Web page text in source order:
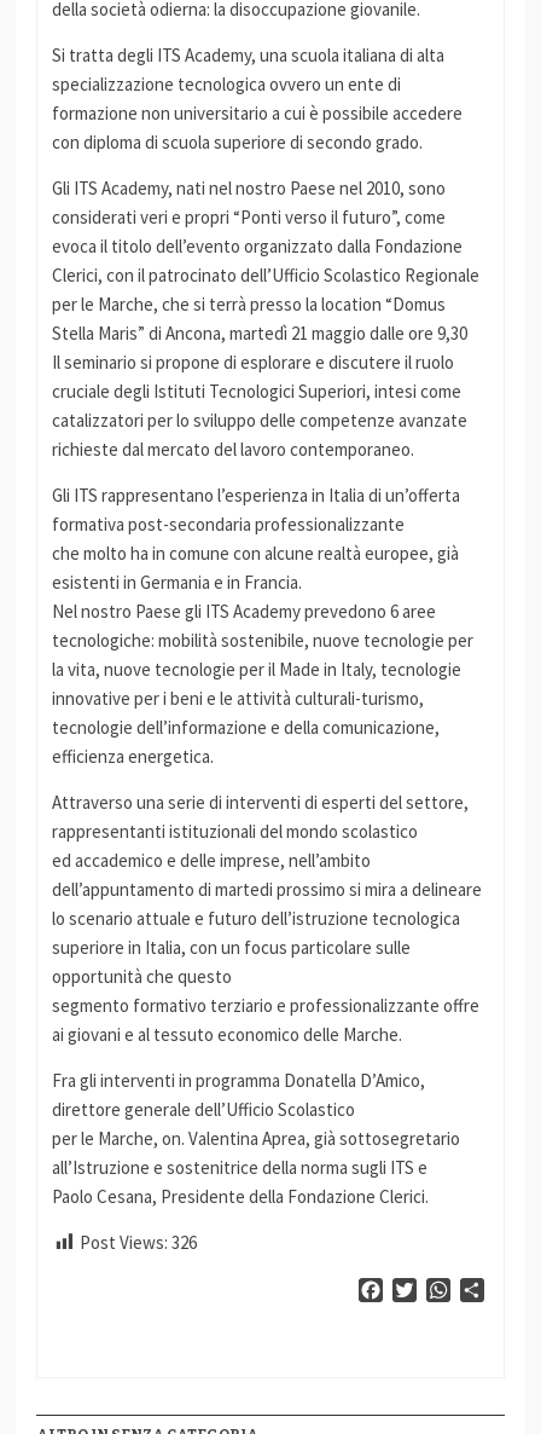
della società odierna: la disoccupazione giovanile.
Si tratta degli ITS Academy, una scuola italiana di alta
specializzazione tecnologica ovvero un ente di
formazione non universitario a cui è possibile accedere
con diploma di scuola superiore di secondo grado.
Gli ITS Academy, nati nel nostro Paese nel 2010, sono
considerati veri e propri “Ponti verso il futuro”, come
evoca il titolo dell’evento organizzato dalla Fondazione
Clerici, con il patrocinato dell’Ufficio Scolastico Regionale
per le Marche, che si terrà presso la location “Domus
Stella Maris” di Ancona, martedì 21 maggio dalle ore 9,30
Il seminario si propone di esplorare e discutere il ruolo
cruciale degli Istituti Tecnologici Superiori, intesi come
catalizzatori per lo sviluppo delle competenze avanzate
richieste dal mercato del lavoro contemporaneo.
Gli ITS rappresentano l’esperienza in Italia di un’offerta
formativa post-secondaria professionalizzante
che molto ha in comune con alcune realtà europee, già
esistenti in Germania e in Francia.
Nel nostro Paese gli ITS Academy prevedono 6 aree
tecnologiche: mobilità sostenibile, nuove tecnologie per
la vita, nuove tecnologie per il Made in Italy, tecnologie
innovative per i beni e le attività culturali-turismo,
tecnologie dell’informazione e della comunicazione,
efficienza energetica.
Attraverso una serie di interventi di esperti del settore,
rappresentanti istituzionali del mondo scolastico
ed accademico e delle imprese, nell’ambito
dell’appuntamento di martedi prossimo si mira a delineare
lo scenario attuale e futuro dell’istruzione tecnologica
superiore in Italia, con un focus particolare sulle
opportunità che questo
segmento formativo terziario e professionalizzante offre
ai giovani e al tessuto economico delle Marche.
Fra gli interventi in programma Donatella D’Amico,
direttore generale dell’Ufficio Scolastico
per le Marche, on. Valentina Aprea, già sottosegretario
all’Istruzione e sostenitrice della norma sugli ITS e
Paolo Cesana, Presidente della Fondazione Clerici.
Post Views: 326
FacebookTwitterWhatsApp